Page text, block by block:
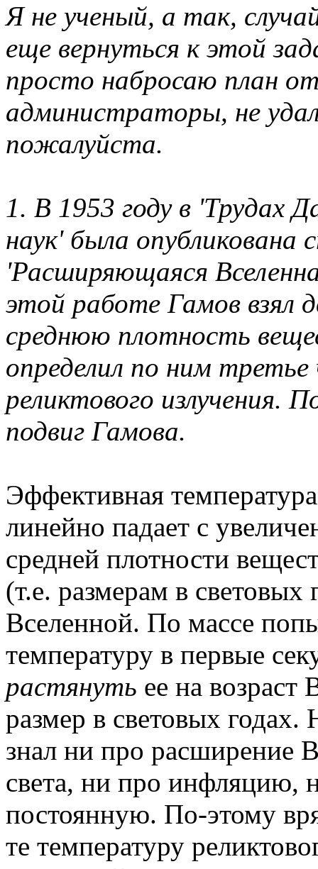
Я не ученый, а так,
еще вернуться к этой
просто набросаю план
администраторы, не
пожалуйста.
1. В 1953 году в 'Трудах
наук' была
'Расширяющаяся
этой работе Гамов взял
среднюю плотность
определил по ним
реликтового излучения.
подвиг Гамова.
Эффективная
линейно падает с
средней плотности
(т.е. размерам в
Вселенной. По массе
температуру в первые
растянуть ее на возраст
размер в световых
знал ни про расширение
света, ни про инфляцию,
постоянную. По-этому
те температуру